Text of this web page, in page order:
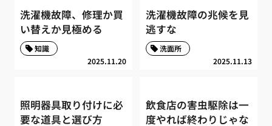
洗濯機故障、修理か買
い替えか見極める
2025.11.20
知識
洗濯機故障の兆候を見
逃すな
2025.11.13
洗面所
照明器具取り付けに必
要な道具と選び方
飲食店の害虫駆除は一
度やれば終わりじゃな